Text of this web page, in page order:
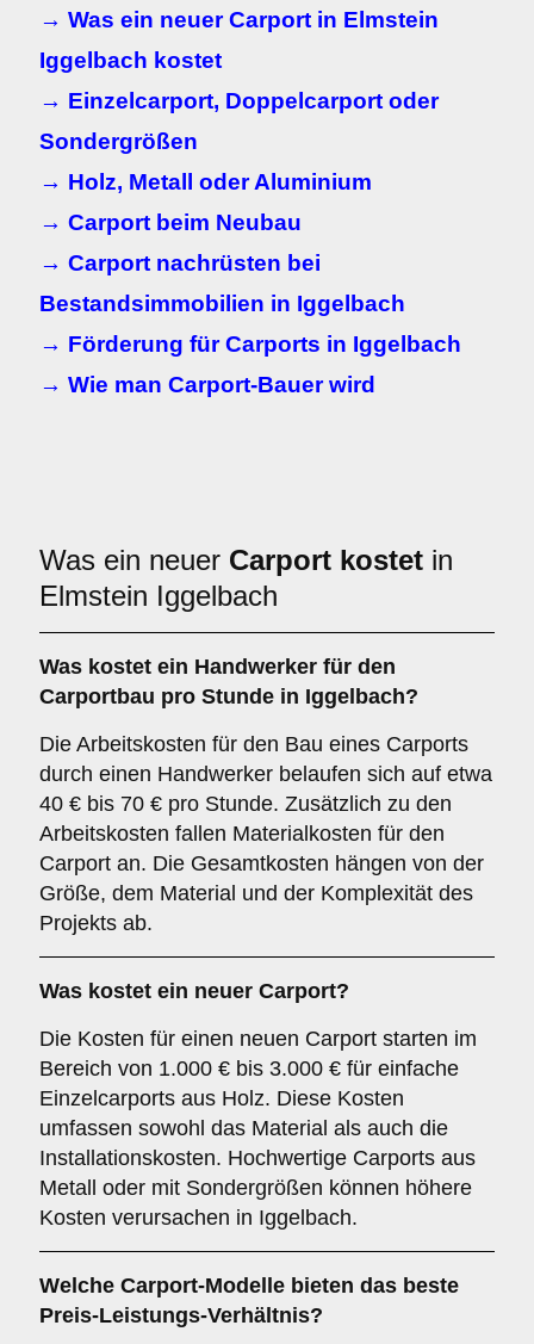
→ Was ein neuer Carport in Elmstein
Iggelbach kostet
→ Einzelcarport, Doppelcarport oder
Sondergrößen
→ Holz, Metall oder Aluminium
→ Carport beim Neubau
→ Carport nachrüsten bei
Bestandsimmobilien in Iggelbach
→ Förderung für Carports in Iggelbach
→ Wie man Carport-Bauer wird
Was ein neuer Carport kostet in
Elmstein Iggelbach
Was kostet ein Handwerker für den
Carportbau pro Stunde in Iggelbach?
Die Arbeitskosten für den Bau eines Carports
durch einen Handwerker belaufen sich auf etwa
40 € bis 70 € pro Stunde. Zusätzlich zu den
Arbeitskosten fallen Materialkosten für den
Carport an. Die Gesamtkosten hängen von der
Größe, dem Material und der Komplexität des
Projekts ab.
Was kostet ein neuer Carport?
Die Kosten für einen neuen Carport starten im
Bereich von 1.000 € bis 3.000 € für einfache
Einzelcarports aus Holz. Diese Kosten
umfassen sowohl das Material als auch die
Installationskosten. Hochwertige Carports aus
Metall oder mit Sondergrößen können höhere
Kosten verursachen in Iggelbach.
Welche Carport-Modelle bieten das beste
Preis-Leistungs-Verhältnis?